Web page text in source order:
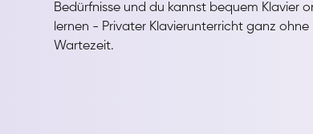
Bedürfnisse und du kannst bequem Klavier
lernen - Privater Klavierunterricht ganz ohne
Wartezeit.